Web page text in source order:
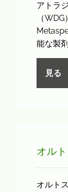
アトラ
（
能な製
見る
オル
オルト